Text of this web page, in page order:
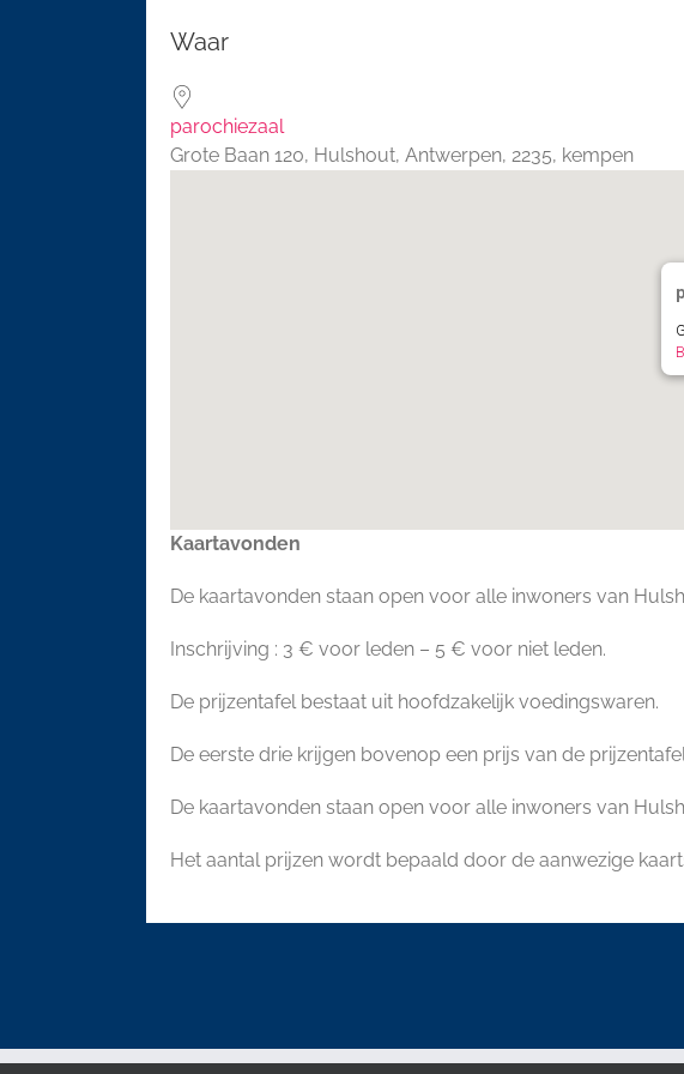
Waar
parochiezaal
Grote Baan 120, Hulshout, Antwerpen, 2235, kempen
Kaartavonden
De kaartavonden staan open voor alle inwoners van
Inschrijving : 3 € voor leden – 5 € voor niet leden.
De prijzentafel bestaat uit hoofdzakelijk voedingswaren.
De eerste drie krijgen bovenop een prijs van de
De kaartavonden staan open voor alle inwoners van
Het aantal prijzen wordt bepaald door de aanwezige